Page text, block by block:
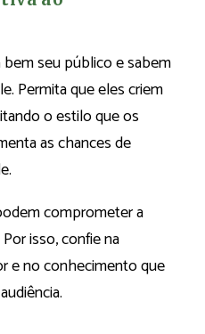
seu público e sabem
Permita que eles criem
o estilo que os
as chances de
comprometer a
isso, confie na
e no conhecimento que